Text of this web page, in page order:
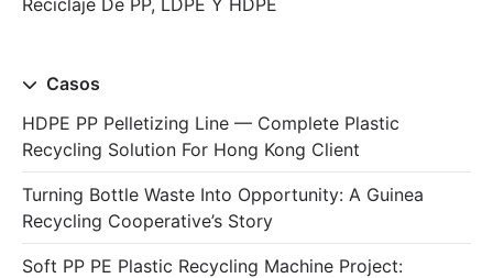
Reciclaje De PP, LDPE Y HDPE
Casos
HDPE PP Pelletizing Line — Complete Plastic
Recycling Solution For Hong Kong Client
Turning Bottle Waste Into Opportunity: A Guinea
Recycling Cooperative’s Story
Soft PP PE Plastic Recycling Machine Project: